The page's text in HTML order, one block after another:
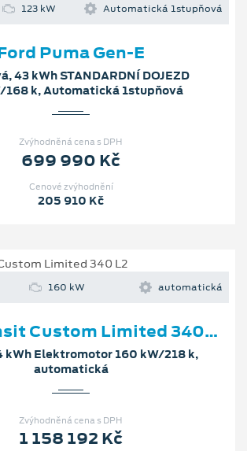
123 kW Automatická 1stupňová
Puma Gen-E
43 kWh STANDARDNÍ DOJEZD
168 k, Automatická 1stupňová
Zvýhodněná cena s DPH
699 990 Kč
Cenové zvýhodnění
205 910 Kč
160 kW automatická
Ford Transit Custom Limited 340 L2
kWh Elektromotor 160 kW/218 k,
automatická
Zvýhodněná cena s DPH
1 158 192 Kč